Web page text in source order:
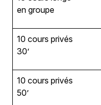
en groupe
10 cours privés
30’
10 cours privés
50’